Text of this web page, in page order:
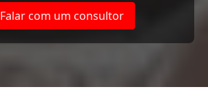
Falar com um consultor